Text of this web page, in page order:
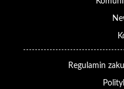
Regulamin